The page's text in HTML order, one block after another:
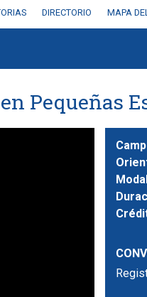
DIRECTORIO MAPA
Pequeñas